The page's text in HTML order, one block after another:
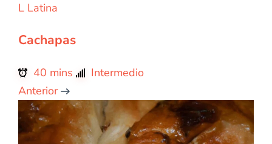
L Latina
Cachapas
40 mins
Intermedio
Anterior